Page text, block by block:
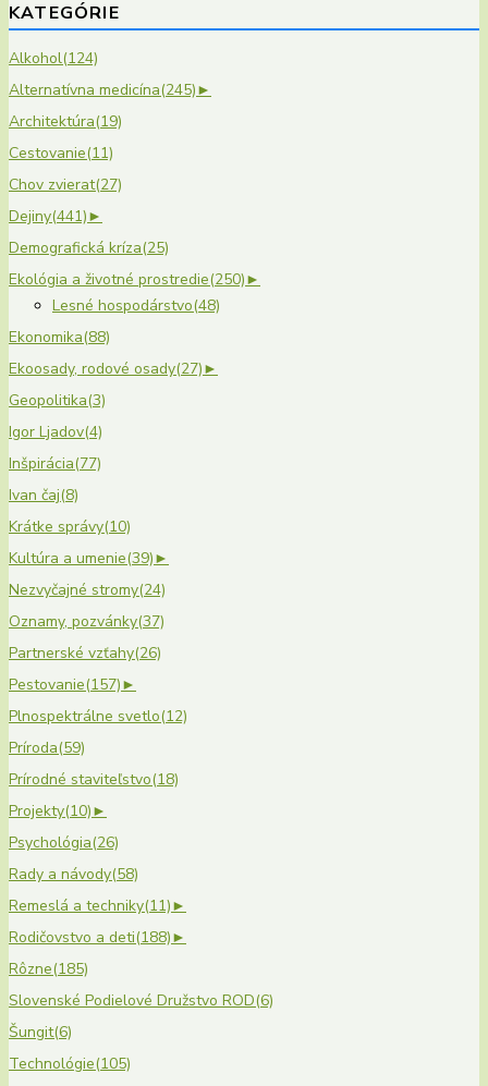
KATEGÓRIE
Alkohol(124)
Alternatívna medicína(245)►
Architektúra(19)
Cestovanie(11)
Chov zvierat(27)
Dejiny(441)►
Demografická kríza(25)
Ekológia a životné prostredie(250)►
Lesné hospodárstvo(48)
Ekonomika(88)
Ekoosady, rodové osady(27)►
Geopolitika(3)
Igor Ljadov(4)
Inšpirácia(77)
Ivan čaj(8)
Krátke správy(10)
Kultúra a umenie(39)►
Nezvyčajné stromy(24)
Oznamy, pozvánky(37)
Partnerské vzťahy(26)
Pestovanie(157)►
Plnospektrálne svetlo(12)
Príroda(59)
Prírodné staviteľstvo(18)
Projekty(10)►
Psychológia(26)
Rady a návody(58)
Remeslá a techniky(11)►
Rodičovstvo a deti(188)►
Rôzne(185)
Slovenské Podielové Družstvo ROD(6)
Šungit(6)
Technológie(105)